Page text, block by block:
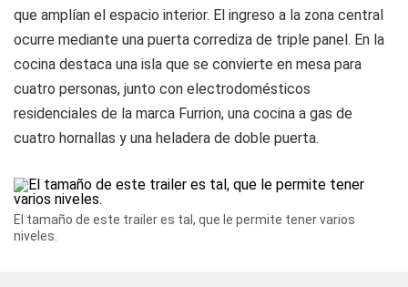
que amplían el espacio interior. El ingreso a la zona central
ocurre mediante una puerta corrediza de triple panel. En la
cocina destaca una isla que se convierte en mesa para
cuatro personas, junto con electrodomésticos
residenciales de la marca Furrion, una cocina a gas de
cuatro hornallas y una heladera de doble puerta.
El tamaño de este trailer es tal, que le permite tener varios
niveles.